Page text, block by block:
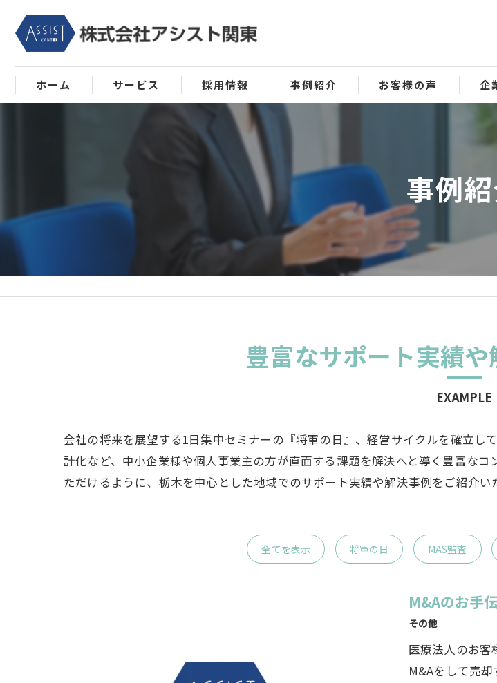
ホーム サービス
会計の自動化･自計化について
採用情報 事例紹介 お客様の声 企
事例
豊富なサポート実績
EXAMPLE
会社の将来を展望する1日集中セミナーの『将軍の日』、経営サイクルを確立し
計化など、中小企業様や個人事業主の方が直面する課題を解決へと導く豊富な
ただけるように、栃木を中心とした地域でのサポート実績や解決事例をご紹介い
全てを表示 将軍の日 MAS監査
M&Aのお手
その他
医療法人のお客
M&Aをして売